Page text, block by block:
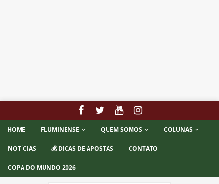
HOME FLUMINENSE QUEM SOMOS COLUNAS
NOTÍCIAS 💰 DICAS DE APOSTAS CONTATO
COPA DO MUNDO 2026